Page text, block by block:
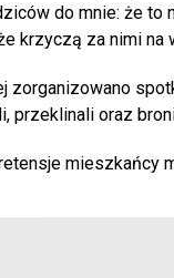
do mnie: że to
krzyczą za nimi na
zorganizowano
przeklinali oraz
mieszkańcy